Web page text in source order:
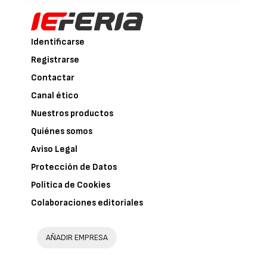
Identificarse
Registrarse
Contactar
Canal ético
Nuestros productos
Quiénes somos
Aviso Legal
Protección de Datos
Política de Cookies
Colaboraciones editoriales
AÑADIR EMPRESA